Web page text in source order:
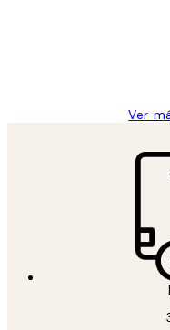
Ver